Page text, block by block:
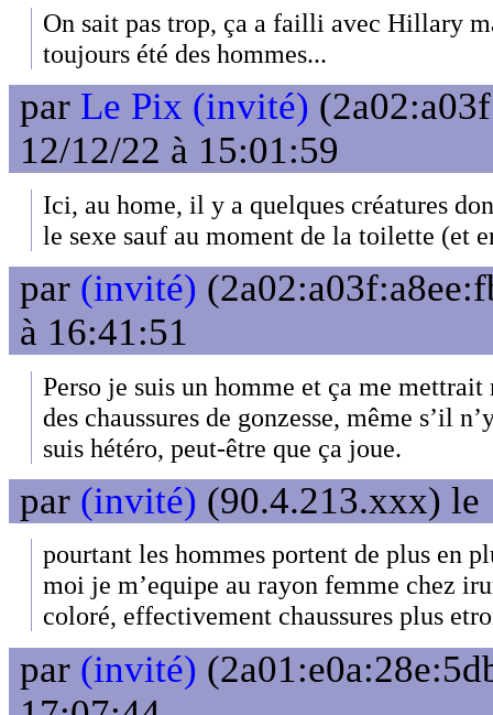
On sait pas trop, ça a failli avec Hillary
toujours été des hommes...
par Le Pix (invité)
12/12/22 à 15:01:59
Ici, au home, il y a quelques créatures
le sexe sauf au moment de la toilette (et
par (invité)
à 16:41:51
Perso je suis un homme et ça me
des chaussures de gonzesse, même s’il
suis hétéro, peut-être que ça joue.
par (invité) (90.4.213.xxx) le
pourtant les hommes portent de plus en
moi je m’equipe au rayon femme chez
coloré, effectivement chaussures plus
par (invité)